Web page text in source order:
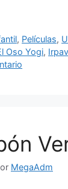
, Películas,
Oso Yogi,
MegaAdm